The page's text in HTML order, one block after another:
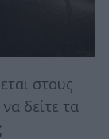
στους
δείτε τα